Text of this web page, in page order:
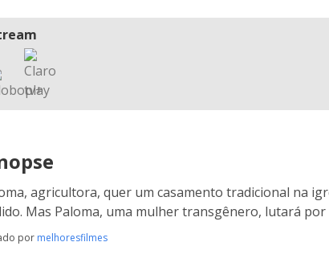
agricultora, quer um casamento tradicional na
Mas Paloma, uma mulher transgênero, lutará por
por melhoresfilmes